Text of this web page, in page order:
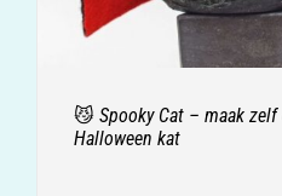
😼 Spooky Cat – maak
Halloween kat